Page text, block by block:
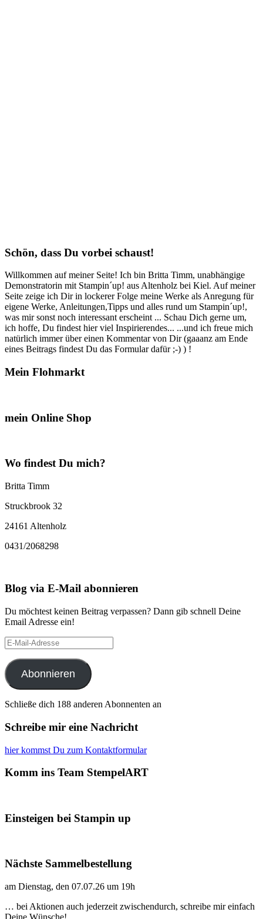
Schön, dass Du vorbei schaust!
Willkommen auf meiner Seite! Ich bin Britta Timm, unabhängige
Demonstratorin mit Stampin´up! aus Altenholz bei Kiel. Auf meiner
Seite zeige ich Dir in lockerer Folge meine Werke als Anregung für
eigene Werke, Anleitungen,Tipps und alles rund um Stampin´up!,
was mir sonst noch interessant erscheint ... Schau Dich gerne um,
ich hoffe, Du findest hier viel Inspirierendes... ...und ich freue mich
natürlich immer über einen Kommentar von Dir (gaaanz am Ende
eines Beitrags findest Du das Formular dafür ;-) ) !
Mein Flohmarkt
mein Online Shop
Wo findest Du mich?
Britta Timm
Struckbrook 32
24161 Altenholz
0431/2068298
Blog via E-Mail abonnieren
Du möchtest keinen Beitrag verpassen? Dann gib schnell Deine
Email Adresse ein!
E-
Mail-
Adresse
Abonnieren
Schließe dich 188 anderen Abonnenten an
Schreibe mir eine Nachricht
hier kommst Du zum Kontaktformular
Komm ins Team StempelART
Einsteigen bei Stampin up
Nächste Sammelbestellung
am Dienstag, den 07.07.26 um 19h
… bei Aktionen auch jederzeit zwischendurch, schreibe mir einfach
Deine Wünsche!